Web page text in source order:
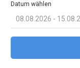
Datum wählen